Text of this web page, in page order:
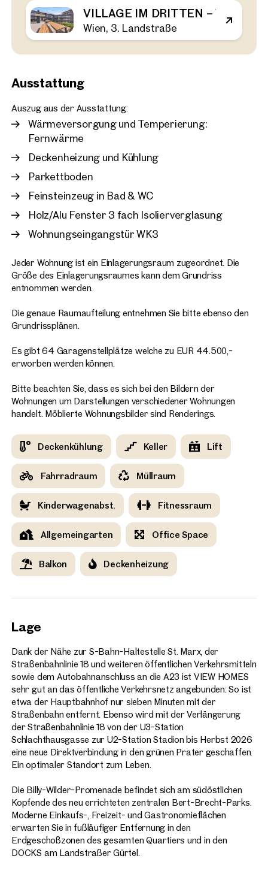
VILLAGE IM DRITTEN – VIEW
Wien, 3. Landstraße
Ausstattung
Auszug aus der Ausstattung:
Wärmeversorgung und Temperierung:
Fernwärme
Deckenheizung und Kühlung
Parkettboden
Feinsteinzeug in Bad & WC
Holz/Alu Fenster 3 fach Isolierverglasung
Wohnungseingangstür WK3
Jeder Wohnung ist ein Einlagerungsraum zugeordnet. Die
Größe des Einlagerungsraumes kann dem Grundriss
entnommen werden.
Die genaue Raumaufteilung entnehmen Sie bitte ebenso den
Grundrissplänen.
Es gibt 64 Garagenstellplätze welche zu EUR 44.500,-
erworben werden können.
Bitte beachten Sie, dass es sich bei den Bildern der
Wohnungen um Darstellungen verschiedener Wohnungen
handelt. Möblierte Wohnungsbilder sind Renderings.
Deckenkühlung Keller Lift
Fahrradraum Müllraum
Kinderwagenabst. Fitnessraum
Allgemeingarten Office Space
Balkon Deckenheizung
Lage
Dank der Nähe zur S-Bahn-Haltestelle St. Marx, der
Straßenbahnlinie 18 und weiteren öffentlichen Verkehrsmitteln
sowie dem Autobahnanschluss an die A23 ist VIEW HOMES
sehr gut an das öffentliche Verkehrsnetz angebunden: So ist
etwa der Hauptbahnhof nur sieben Minuten mit der
Straßenbahn entfernt. Ebenso wird mit der Verlängerung
der Straßenbahnlinie 18 von der U3-Station
Schlachthausgasse zur U2-Station Stadion bis Herbst 2026
eine neue Direktverbindung in den grünen Prater geschaffen.
Ein optimaler Standort zum Leben.
Die Billy-Wilder-Promenade befindet sich am südöstlichen
Kopfende des neu errichteten zentralen Bert-Brecht-Parks.
Moderne Einkaufs-, Freizeit- und Gastronomieflächen
erwarten Sie in fußläufiger Entfernung in den
Erdgeschoßzonen des gesamten Quartiers und in den
DOCKS am Landstraßer Gürtel.
Wien, 3. Landstraße
VILLAGE IM DRITTEN –